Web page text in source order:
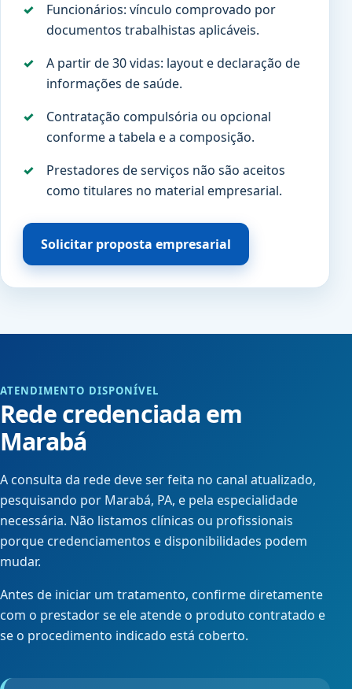
Funcionários: vínculo comprovado por
documentos trabalhistas aplicáveis.
A partir de 30 vidas: layout e declaração de
informações de saúde.
Contratação compulsória ou opcional
conforme a tabela e a composição.
Prestadores de serviços não são aceitos
como titulares no material empresarial.
Solicitar proposta empresarial
ATENDIMENTO DISPONÍVEL
Rede credenciada em
Marabá
A consulta da rede deve ser feita no canal atualizado,
pesquisando por Marabá, PA, e pela especialidade
necessária. Não listamos clínicas ou profissionais
porque credenciamentos e disponibilidades podem
mudar.
Antes de iniciar um tratamento, confirme diretamente
com o prestador se ele atende o produto contratado e
se o procedimento indicado está coberto.